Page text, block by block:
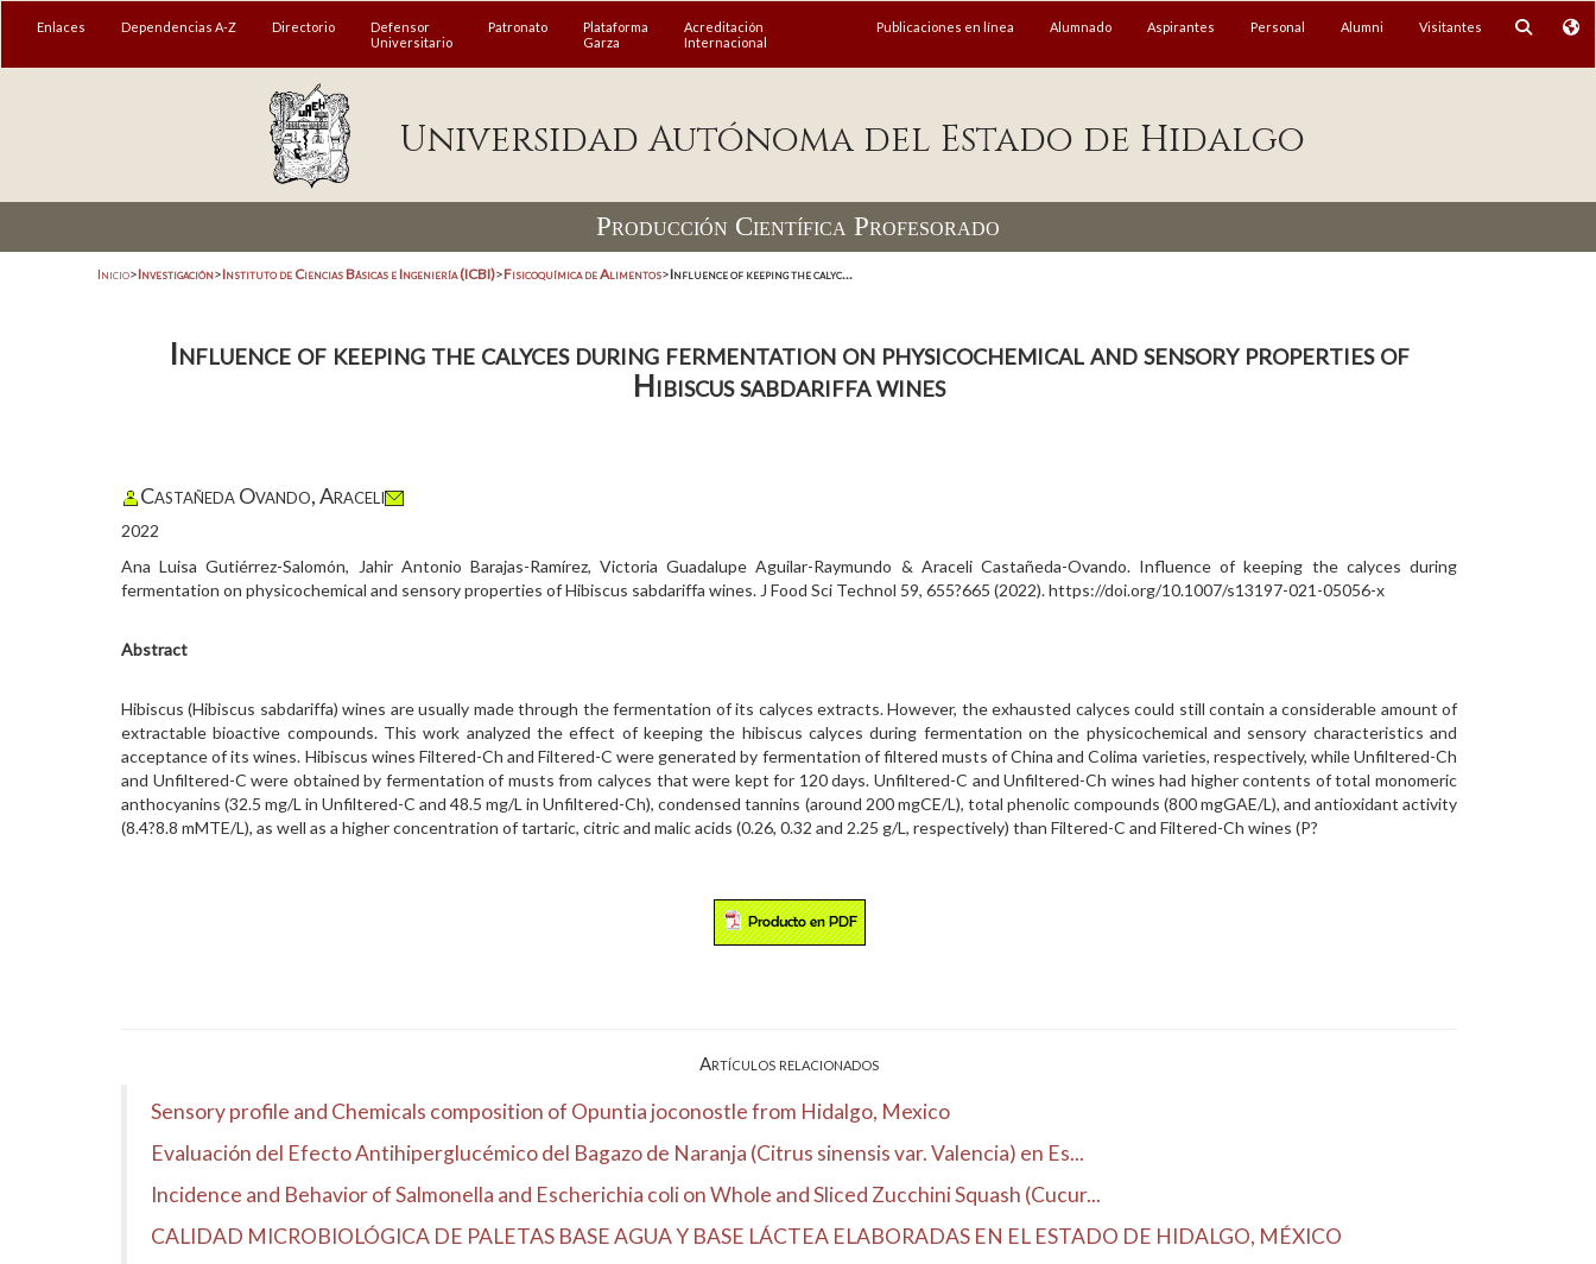
Enlaces Dependencias A-Z Directorio
Defensor
Universitario
Patronato
Plataforma
Garza
Acreditación
Internacional
Publicaciones en línea Alumnado Aspirantes Personal Alumni Visitantes
Universidad Autónoma del Estado de Hidalgo
Producción Científica Profesorado
Inicio>Investigación>Instituto de Ciencias Básicas e Ingeniería (ICBI)>Fisicoquímica de Alimentos>Influence of keeping the calyc...
Influence of keeping the calyces during fermentation on physicochemical and sensory properties of
Hibiscus sabdariffa wines
Castañeda Ovando, Araceli
2022
Ana Luisa Gutiérrez-Salomón, Jahir Antonio Barajas-Ramírez, Victoria Guadalupe Aguilar-Raymundo & Araceli Castañeda-Ovando. Influence of keeping the calyces during
fermentation on physicochemical and sensory properties of Hibiscus sabdariffa wines. J Food Sci Technol 59, 655?665 (2022). https://doi.org/10.1007/s13197-021-05056-x
Abstract
Hibiscus (Hibiscus sabdariffa) wines are usually made through the fermentation of its calyces extracts. However, the exhausted calyces could still contain a considerable amount of
extractable bioactive compounds. This work analyzed the effect of keeping the hibiscus calyces during fermentation on the physicochemical and sensory characteristics and
acceptance of its wines. Hibiscus wines Filtered-Ch and Filtered-C were generated by fermentation of filtered musts of China and Colima varieties, respectively, while Unfiltered-Ch
and Unfiltered-C were obtained by fermentation of musts from calyces that were kept for 120 days. Unfiltered-C and Unfiltered-Ch wines had higher contents of total monomeric
anthocyanins (32.5 mg/L in Unfiltered-C and 48.5 mg/L in Unfiltered-Ch), condensed tannins (around 200 mgCE/L), total phenolic compounds (800 mgGAE/L), and antioxidant activity
(8.4?8.8 mMTE/L), as well as a higher concentration of tartaric, citric and malic acids (0.26, 0.32 and 2.25 g/L, respectively) than Filtered-C and Filtered-Ch wines (P?
Artículos relacionados
Sensory profile and Chemicals composition of Opuntia joconostle from Hidalgo, Mexico
Evaluación del Efecto Antihiperglucémico del Bagazo de Naranja (Citrus sinensis var. Valencia) en Es...
Incidence and Behavior of Salmonella and Escherichia coli on Whole and Sliced Zucchini Squash (Cucur...
CALIDAD MICROBIOLÓGICA DE PALETAS BASE AGUA Y BASE LÁCTEA ELABORADAS EN EL ESTADO DE HIDALGO, MÉXICO